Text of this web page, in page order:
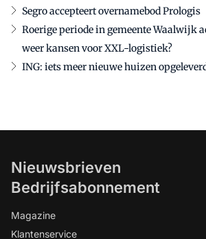
Segro accepteert overnamebod Prologis
Roerige periode in gemeente Waalwijk
weer kansen voor XXL-logistiek?
ING: iets meer nieuwe huizen
Nieuwsbrieven
Bedrijfsabonnement
Magazine
Klantenservice